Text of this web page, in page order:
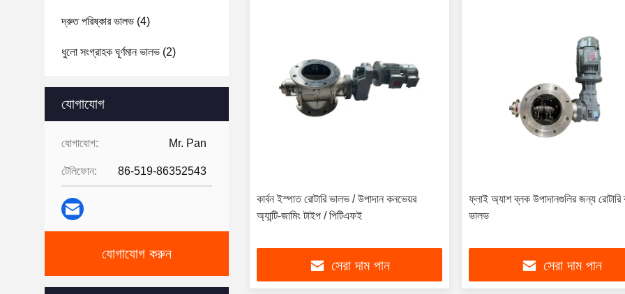
দ্রুত পরিষ্কার ভালভ (4)
ধুলো সংগ্রাহক ঘূর্ণমান ভালভ (2)
যোগাযোগ
যোগাযোগ: Mr. Pan
টেলিফোন: 86-519-86352543
যোগাযোগ করুন
কার্বন ইস্পাত রোটারি ভালভ / উপাদান কনভেয়র
অ্যান্টি-জামিং টাইপ / পিটিএফই
সেরা দাম পান
ফ্লাই অ্যাশ ব্লক উপাদানগুলির জন্য রোটারি
ভালভ
সেরা দাম পান